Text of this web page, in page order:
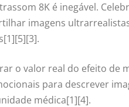
8K é inegável.
imagens
o valor real do efeito de
para descrever
médica[1][4].